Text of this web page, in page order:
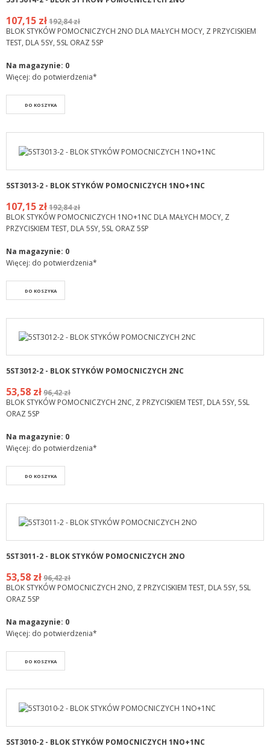
107,15 zł192,84 zł
BLOK STYKÓW POMOCNICZYCH 2NO DLA MAŁYCH MOCY, Z PRZYCISKIEM
TEST, DLA 5SY, 5SL ORAZ 5SP
Na magazynie: 0
Więcej: do potwierdzenia*
DO KOSZYKA
5ST3013-2 - BLOK STYKÓW POMOCNICZYCH 1NO+1NC
107,15 zł192,84 zł
BLOK STYKÓW POMOCNICZYCH 1NO+1NC DLA MAŁYCH MOCY, Z
PRZYCISKIEM TEST, DLA 5SY, 5SL ORAZ 5SP
Na magazynie: 0
Więcej: do potwierdzenia*
DO KOSZYKA
5ST3012-2 - BLOK STYKÓW POMOCNICZYCH 2NC
53,58 zł96,42 zł
BLOK STYKÓW POMOCNICZYCH 2NC, Z PRZYCISKIEM TEST, DLA 5SY, 5SL
ORAZ 5SP
Na magazynie: 0
Więcej: do potwierdzenia*
DO KOSZYKA
5ST3011-2 - BLOK STYKÓW POMOCNICZYCH 2NO
53,58 zł96,42 zł
BLOK STYKÓW POMOCNICZYCH 2NO, Z PRZYCISKIEM TEST, DLA 5SY, 5SL
ORAZ 5SP
Na magazynie: 0
Więcej: do potwierdzenia*
DO KOSZYKA
5ST3010-2 - BLOK STYKÓW POMOCNICZYCH 1NO+1NC